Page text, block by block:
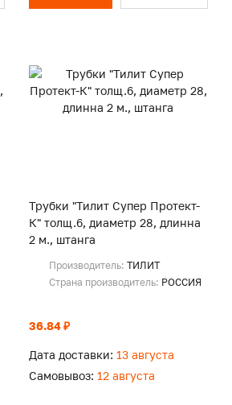
Трубки "Тилит Супер Протект-
К" толщ.6, диаметр 28, длинна
2 м., штанга
Производитель: ТИЛИТ
Страна производитель: РОССИЯ
36.84 ₽
Дата доставки: 13 августа
Самовывоз: 12 августа